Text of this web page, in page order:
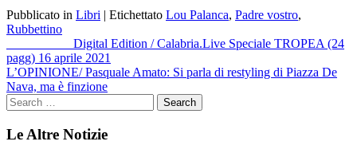
Pubblicato in Libri | Etichettato Lou Palanca, Padre vostro,
Rubbettino
Navigazione
articoli
__________ Digital Edition / Calabria.Live Speciale TROPEA (24
pagg) 16 aprile 2021
L’OPINIONE/ Pasquale Amato: Si parla di restyling di Piazza De
Nava, ma è finzione
Le Altre Notizie